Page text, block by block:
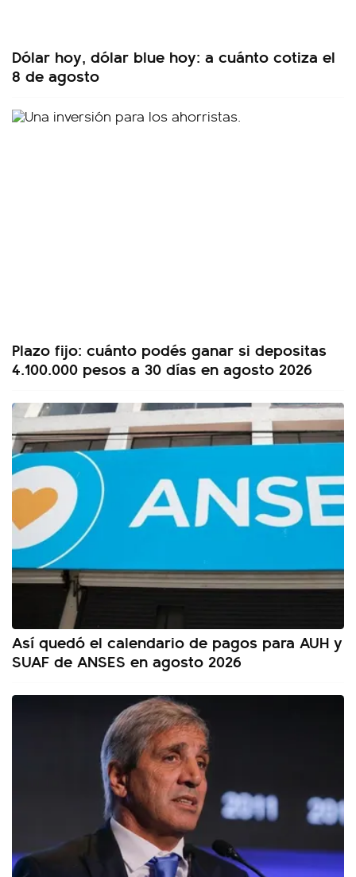
Dólar hoy, dólar blue hoy: a cuánto cotiza el
8 de agosto
Plazo fijo: cuánto podés ganar si depositas
4.100.000 pesos a 30 días en agosto 2026
Así quedó el calendario de pagos para AUH y
SUAF de ANSES en agosto 2026